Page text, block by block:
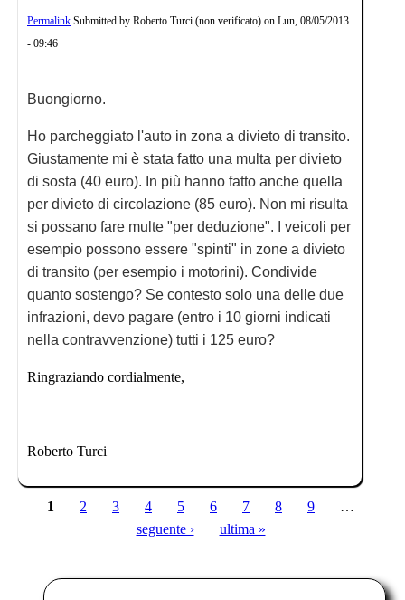
Permalink Submitted by Roberto Turci (non verificato) on Lun, 08/05/2013
- 09:46
Buongiorno.
Ho parcheggiato l'auto in zona a divieto di transito.
Giustamente mi è stata fatto una multa per divieto
di sosta (40 euro). In più hanno fatto anche quella
per divieto di circolazione (85 euro). Non mi risulta
si possano fare multe "per deduzione". I veicoli per
esempio possono essere "spinti" in zone a divieto
di transito (per esempio i motorini). Condivide
quanto sostengo? Se contesto solo una delle due
infrazioni, devo pagare (entro i 10 giorni indicati
nella contravvenzione) tutti i 125 euro?
Ringraziando cordialmente,
Roberto Turci
Pagine
1 2 3 4 5 6 7 8 9
…
seguente ›
ultima »